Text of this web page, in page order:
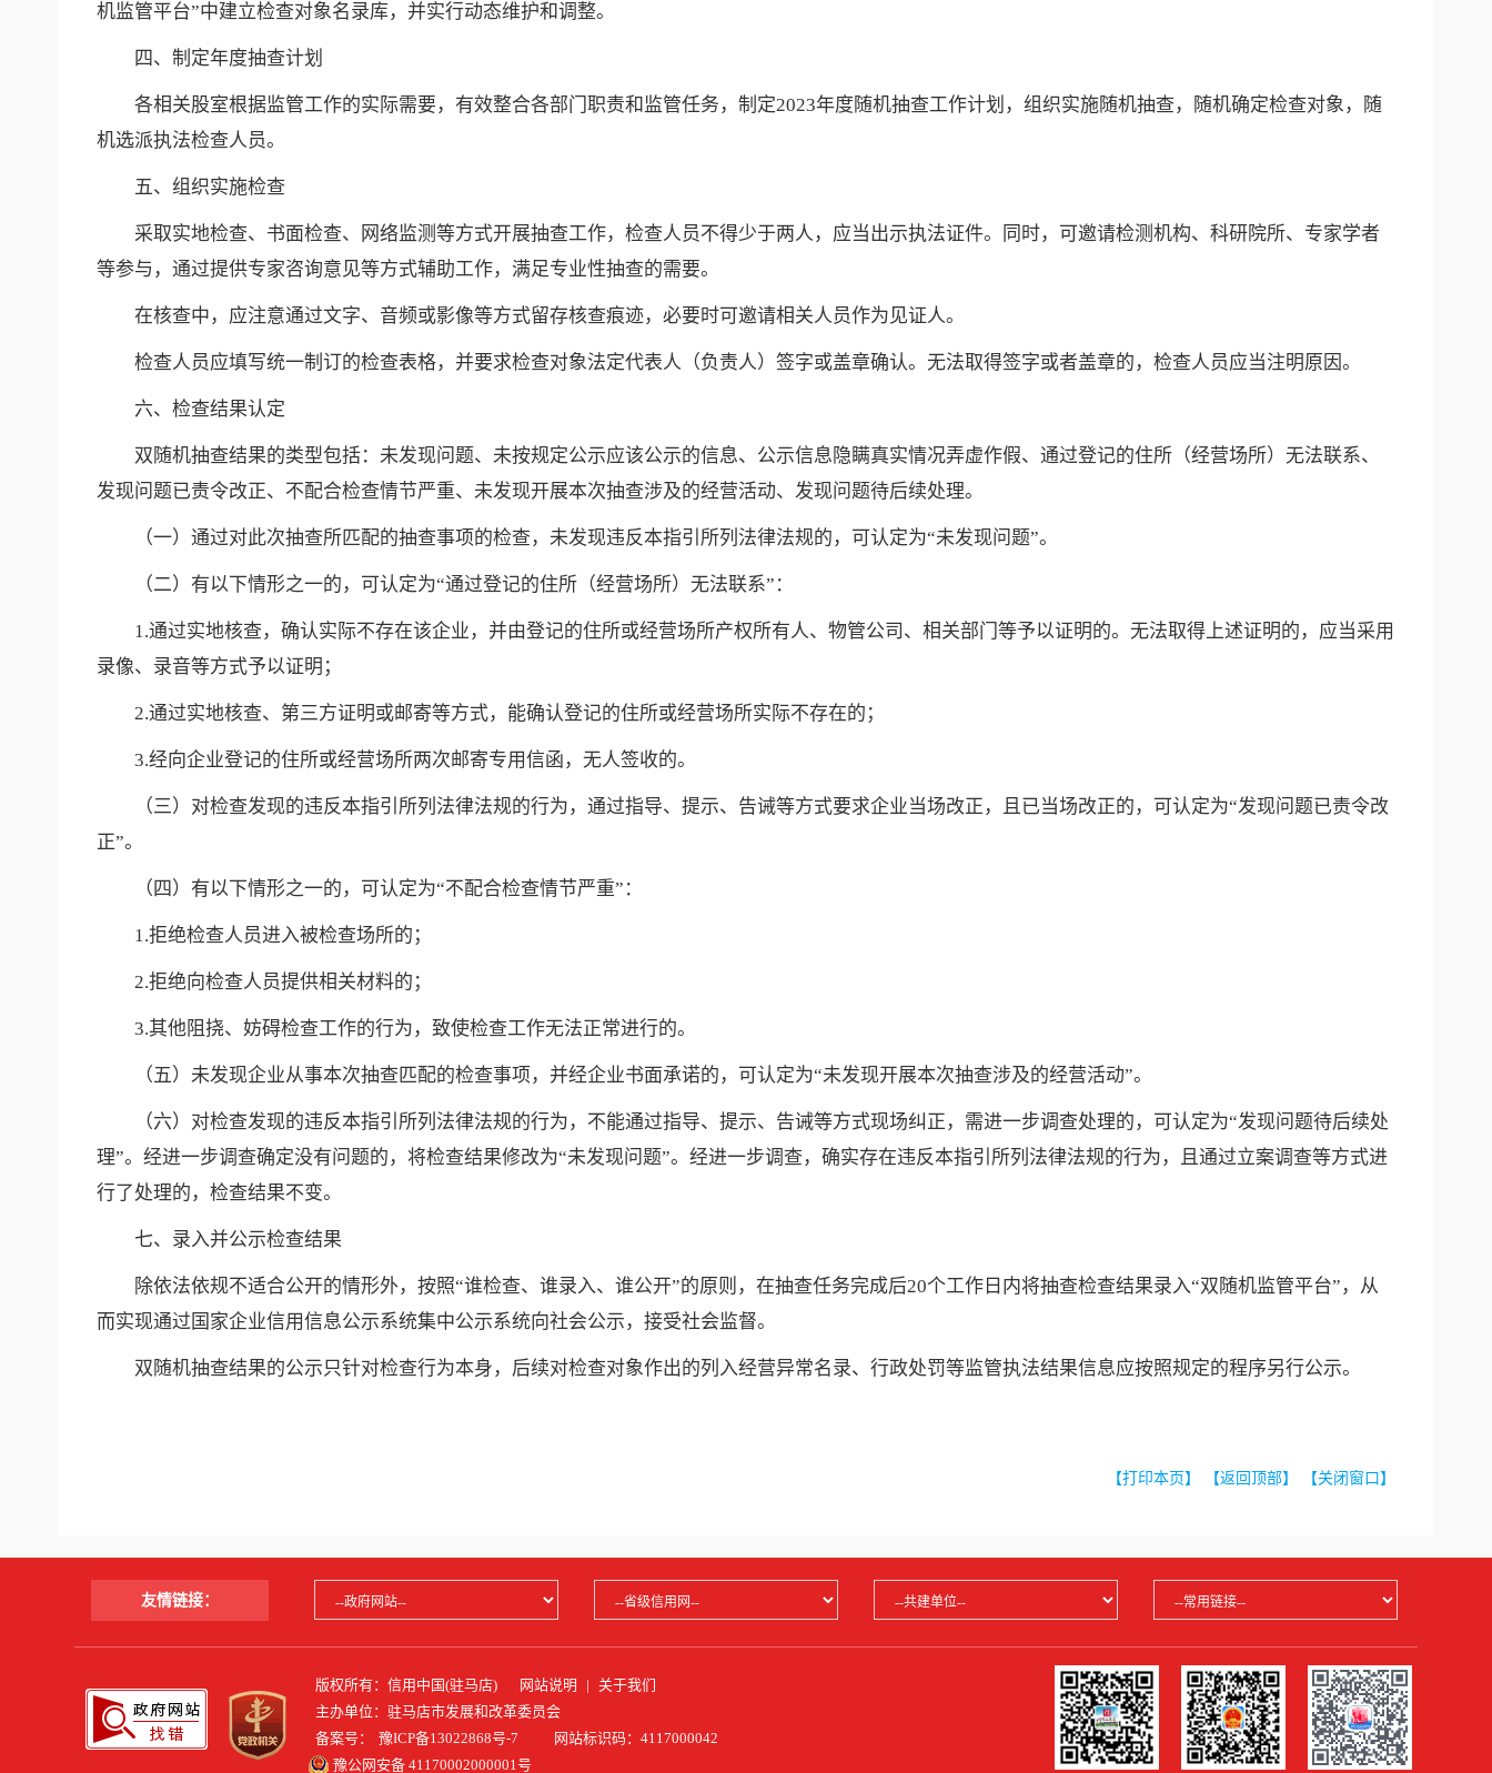
机监管平台”中建立检查对象名录库，并实行动态维护和调整。
四、制定年度抽查计划
各相关股室根据监管工作的实际需要，有效整合各部门职责和监管任务，制定2023年度随机抽查工作计划，组织实施随机抽查，随机确定检查对象，随
机选派执法检查人员。
五、组织实施检查
采取实地检查、书面检查、网络监测等方式开展抽查工作，检查人员不得少于两人，应当出示执法证件。同时，可邀请检测机构、科研院所、专家学者
等参与，通过提供专家咨询意见等方式辅助工作，满足专业性抽查的需要。
在核查中，应注意通过文字、音频或影像等方式留存核查痕迹，必要时可邀请相关人员作为见证人。
检查人员应填写统一制订的检查表格，并要求检查对象法定代表人（负责人）签字或盖章确认。无法取得签字或者盖章的，检查人员应当注明原因。
六、检查结果认定
双随机抽查结果的类型包括：未发现问题、未按规定公示应该公示的信息、公示信息隐瞒真实情况弄虚作假、通过登记的住所（经营场所）无法联系、
发现问题已责令改正、不配合检查情节严重、未发现开展本次抽查涉及的经营活动、发现问题待后续处理。
（一）通过对此次抽查所匹配的抽查事项的检查，未发现违反本指引所列法律法规的，可认定为“未发现问题”。
（二）有以下情形之一的，可认定为“通过登记的住所（经营场所）无法联系”：
1.通过实地核查，确认实际不存在该企业，并由登记的住所或经营场所产权所有人、物管公司、相关部门等予以证明的。无法取得上述证明的，应当采用
录像、录音等方式予以证明；
2.通过实地核查、第三方证明或邮寄等方式，能确认登记的住所或经营场所实际不存在的；
3.经向企业登记的住所或经营场所两次邮寄专用信函，无人签收的。
（三）对检查发现的违反本指引所列法律法规的行为，通过指导、提示、告诫等方式要求企业当场改正，且已当场改正的，可认定为“发现问题已责令改
正”。
（四）有以下情形之一的，可认定为“不配合检查情节严重”：
1.拒绝检查人员进入被检查场所的；
2.拒绝向检查人员提供相关材料的；
3.其他阻挠、妨碍检查工作的行为，致使检查工作无法正常进行的。
（五）未发现企业从事本次抽查匹配的检查事项，并经企业书面承诺的，可认定为“未发现开展本次抽查涉及的经营活动”。
（六）对检查发现的违反本指引所列法律法规的行为，不能通过指导、提示、告诫等方式现场纠正，需进一步调查处理的，可认定为“发现问题待后续处
理”。经进一步调查确定没有问题的，将检查结果修改为“未发现问题”。经进一步调查，确实存在违反本指引所列法律法规的行为，且通过立案调查等方式进
行了处理的，检查结果不变。
七、录入并公示检查结果
除依法依规不适合公开的情形外，按照“谁检查、谁录入、谁公开”的原则，在抽查任务完成后20个工作日内将抽查检查结果录入“双随机监管平台”，从
而实现通过国家企业信用信息公示系统集中公示系统向社会公示，接受社会监督。
双随机抽查结果的公示只针对检查行为本身，后续对检查对象作出的列入经营异常名录、行政处罚等监管执法结果信息应按照规定的程序另行公示。
【打印本页】 【返回顶部】 【关闭窗口】
友情链接：
版权所有：信用中国(驻马店) 网站说明 | 关于我们
主办单位：驻马店市发展和改革委员会
备案号：
豫ICP备13022868号-7
网站标识码：4117000042
豫公网安备 41170002000001号